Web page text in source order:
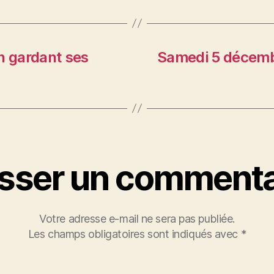
gardant ses Samedi 5
un
Votre adresse e-mail ne sera pas publiée.
Les champs obligatoires sont indiqués avec *